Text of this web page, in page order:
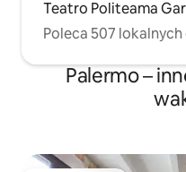
Teatro Politeama
Poleca 507
Palermo –